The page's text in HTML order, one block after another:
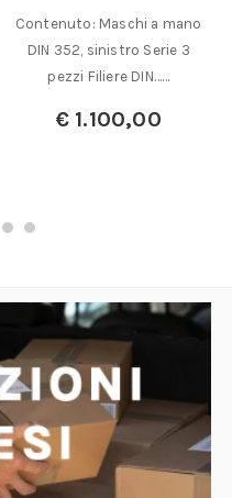
Contenuto: Maschi a mano
DIN 352, sinistro Serie 3
pezzi Filiere DIN……
€1.100,00